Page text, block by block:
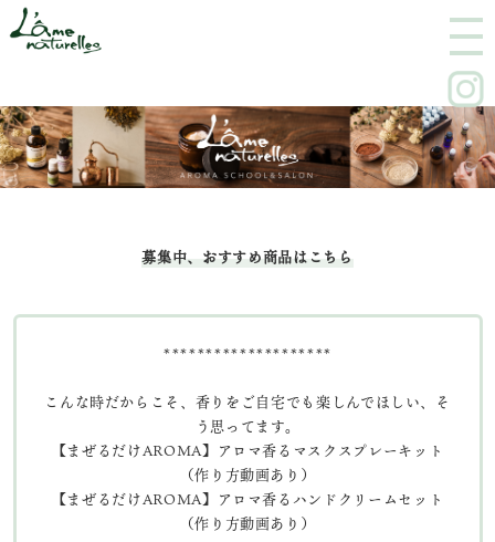
E
募集中、おすすめ商品はこちら
********************
こんな時だからこそ、香りをご自宅でも楽しんでほしい、そ
う思ってます。
【まぜるだけAROMA】アロマ香るマスクスプレーキット
（作り方動画あり）
【まぜるだけAROMA】アロマ香るハンドクリームセット
（作り方動画あり）